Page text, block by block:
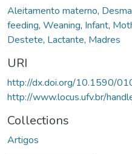
Aleitamento materno,
feeding, Weaning, Infant,
Destete, Lactante, Madres
URI
http://dx.doi.org/10.1590/
http://www.locus.ufv.br/
Collections
Artigos